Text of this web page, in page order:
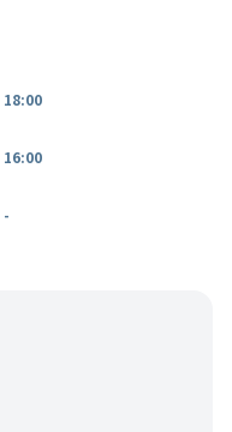
18:00
16:00
-